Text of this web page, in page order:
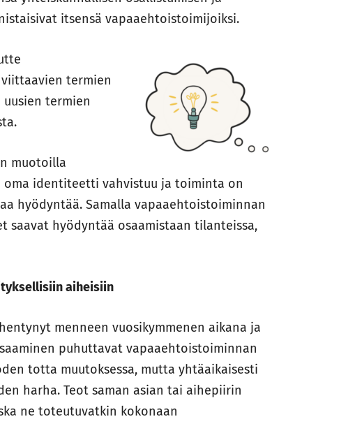
itsensä vapaaehtoistoimijoiksi.
termien
uusien termien
muotoilla
oma identiteetti vahvistuu ja toiminta on
hyödyntää. Samalla vapaaehtoistoiminnan
saavat hyödyntää osaamistaan tilanteissa,
aiheisiin
menneen vuosikymmenen aikana ja
puhuttavat vapaaehtoistoiminnan
totta muutoksessa, mutta yhtäaikaisesti
harha. Teot saman asian tai aihepiirin
ne toteutuvatkin kokonaan